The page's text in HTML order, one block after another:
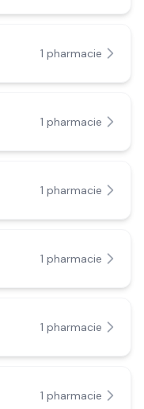
1 pharmacie
1 pharmacie
1 pharmacie
1 pharmacie
1 pharmacie
1 pharmacie